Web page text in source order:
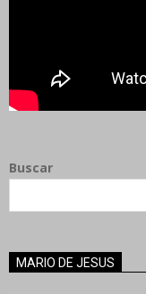
Buscar
MARIO DE JESUS